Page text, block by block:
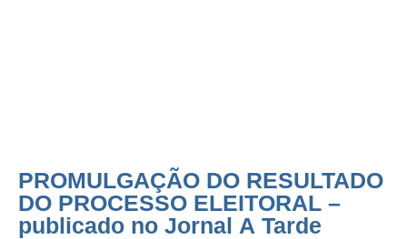
PROMULGAÇÃO DO RESULTADO
DO PROCESSO ELEITORAL –
publicado no Jornal A Tarde